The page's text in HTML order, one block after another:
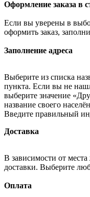
Оформление заказа в
Если вы уверены в
оформить заказ,
Заполнение адреса
Выберите из списка
пункта. Если вы не
выберите значение
название своего
Введите правильный
Доставка
В зависимости от
доставки. Выберите
Оплата